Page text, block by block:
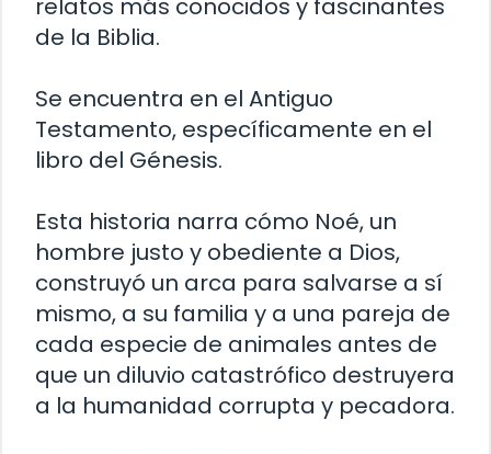
relatos más conocidos y fascinantes
de la Biblia.
Se encuentra en el Antiguo
Testamento, específicamente en el
libro del Génesis.
Esta historia narra cómo Noé, un
hombre justo y obediente a Dios,
construyó un arca para salvarse a sí
mismo, a su familia y a una pareja de
cada especie de animales antes de
que un diluvio catastrófico destruyera
a la humanidad corrupta y pecadora.